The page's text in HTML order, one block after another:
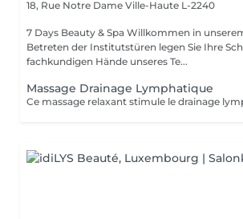
18, Rue Notre Dame Ville-Haute L-2240
7 Days Beauty & Spa Willkommen in unserem Institut, Mit dem
Betreten der Institutstüren legen Sie Ihre
fachkundigen Hände unseres Te...
Massage Drainage Lymphatique